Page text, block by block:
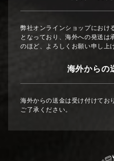
弊社オンラインショップにおけ
となっており、海外への発送は
のほど、よろしくお願い申し上
海外からの
海外からの送金は受け付けてお
ご了承ください。